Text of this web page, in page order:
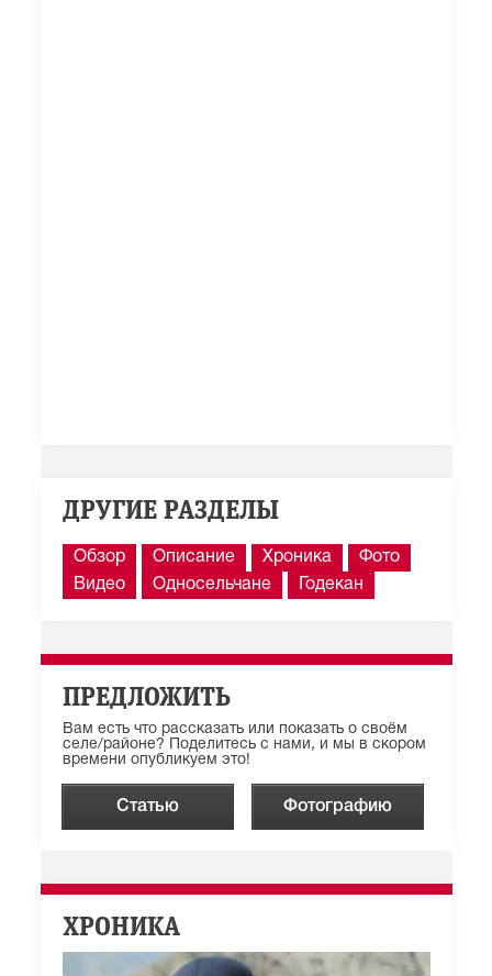
ДРУГИЕ РАЗДЕЛЫ
Обзор Описание Хроника
Фото
Видео
Односельчане Годекан
ПРЕДЛОЖИТЬ
Вам есть что рассказать или показать о своём
селе/районе? Поделитесь с нами, и мы в скором
времени опубликуем это!
Статью Фотографию
ХРОНИКА